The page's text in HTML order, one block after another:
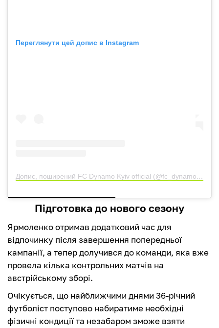
Переглянути цей допис в Instagram
Допис, поширений FC Dynamo Kyiv official (@fc_dynamo_kyiv)
Підготовка до нового сезону
Ярмоленко отримав додатковий час для
відпочинку після завершення попередньої
кампанії, а тепер долучився до команди, яка вже
провела кілька контрольних матчів на
австрійському зборі.
Очікується, що найближчими днями 36-річний
футболіст поступово набиратиме необхідні
фізичні кондиції та незабаром зможе взяти